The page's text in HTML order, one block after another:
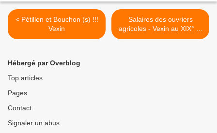
< Pétillon et Bouchon (s) !!!
Vexin
Salaires des ouvriers
agricoles - Vexin au XIX° et
XX° siècles >
Hébergé par Overblog
Top articles
Pages
Contact
Signaler un abus